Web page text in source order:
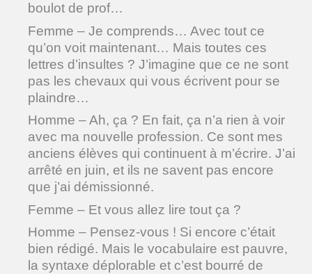
boulot de prof…
Femme – Je comprends… Avec tout ce
qu’on voit maintenant… Mais toutes ces
lettres d’insultes ? J’imagine que ce ne sont
pas les chevaux qui vous écrivent pour se
plaindre…
Homme – Ah, ça ? En fait, ça n’a rien à voir
avec ma nouvelle profession. Ce sont mes
anciens élèves qui continuent à m’écrire. J’ai
arrêté en juin, et ils ne savent pas encore
que j’ai démissionné.
Femme – Et vous allez lire tout ça ?
Homme – Pensez-vous ! Si encore c’était
bien rédigé. Mais le vocabulaire est pauvre,
la syntaxe déplorable et c’est bourré de